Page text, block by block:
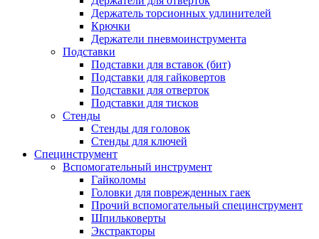
Держатель торсионных удлинителей
Крючки
Держатели пневмоинструмента
Подставки
Подставки для вставок (бит)
Подставки для гайковертов
Подставки для отверток
Подставки для тисков
Стенды
Стенды для головок
Стенды для ключей
Специнструмент
Вспомогательный инструмент
Гайколомы
Головки для поврежденных гаек
Прочий вспомогательный специнструмент
Шпильковерты
Экстракторы